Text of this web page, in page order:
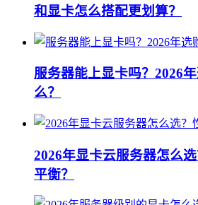
和显卡怎么搭配更划算？
服务器能上显卡吗？2026
么？
2026年显卡云服务器怎么
平衡？